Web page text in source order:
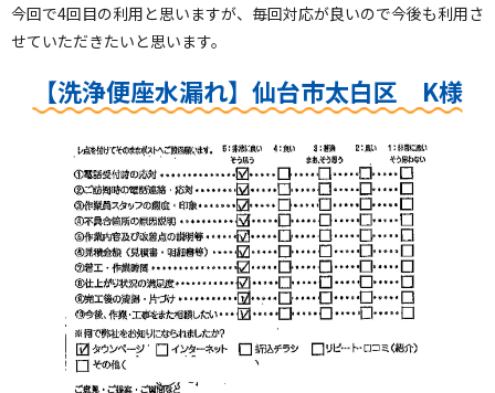
今回で4回目の利用と思いますが、毎回対応が良いので今後も利用さ
せていただきたいと思います。
【洗浄便座水漏れ】仙台市太白区 K様